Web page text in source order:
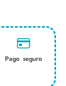
Pago seguro